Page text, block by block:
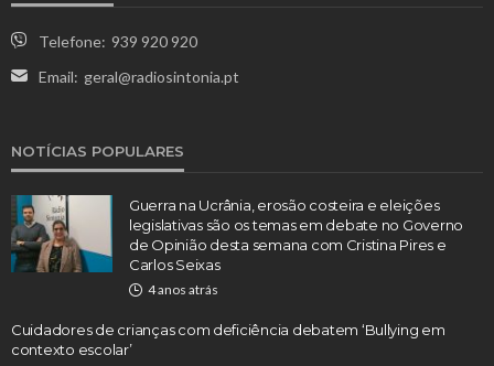
Telefone: 939 920 920
Email: geral@radiosintonia.pt
NOTÍCIAS POPULARES
Guerra na Ucrânia, erosão costeira e eleições
legislativas são os temas em debate no Governo
de Opinião desta semana com Cristina Pires e
Carlos Seixas
4 anos atrás
Cuidadores de crianças com deficiência debatem ‘Bullying em
contexto escolar’